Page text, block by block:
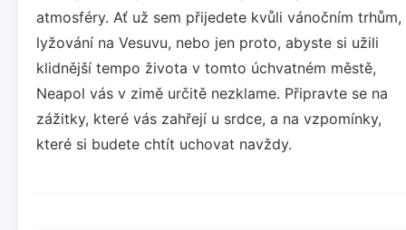
atmosféry. Ať už sem přijedete kvůli vánočním trhům,
lyžování na Vesuvu, nebo jen proto, abyste si užili
klidnější tempo života v tomto úchvatném městě,
Neapol vás v zimě určitě nezklame. Připravte se na
zážitky, které vás zahřejí u srdce, a na vzpomínky,
které si budete chtít uchovat navždy.